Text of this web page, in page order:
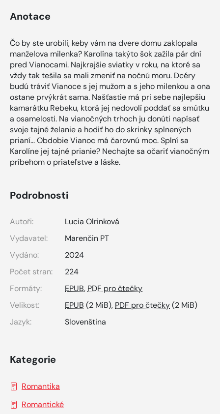
Anotace
Čo by ste urobili, keby vám na dvere domu zaklopala
manželova milenka? Karolína takýto šok zažila pár dní
pred Vianocami. Najkrajšie sviatky v roku, na ktoré sa
vždy tak tešila sa mali zmeniť na nočnú moru. Dcéry
budú tráviť Vianoce s jej mužom a s jeho milenkou a ona
ostane prvýkrát sama. Našťastie má pri sebe najlepšiu
kamarátku Rebeku, ktorá jej nedovolí poddať sa smútku
a osamelosti. Na vianočných trhoch ju donúti napísať
svoje tajné želanie a hodiť ho do skrinky splnených
prianí... Obdobie Vianoc má čarovnú moc. Splní sa
Karolíne jej tajné prianie? Nechajte sa očariť vianočným
príbehom o priateľstve a láske.
Podrobnosti
Autoři:
Lucia Olrinková
Vydavatel:
Marenčin PT
Vydáno:
2024
Počet stran:
224
Formáty:
EPUB, PDF pro čtečky
Velikost:
EPUB (2 MiB), PDF pro čtečky(2 MiB)
Jazyk:
Slovenština
Kategorie
Romantika
Romantické